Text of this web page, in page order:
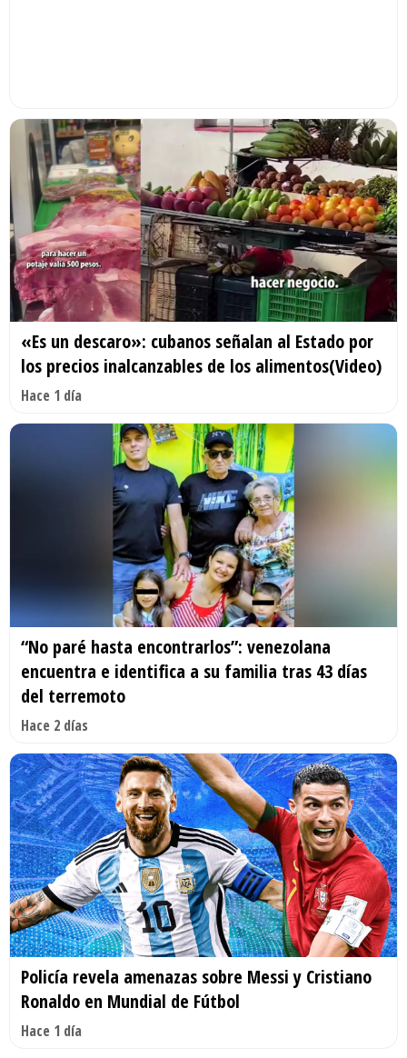
«Es un descaro»: cubanos señalan al Estado por
los precios inalcanzables de los alimentos(Video)
Hace 1 día
“No paré hasta encontrarlos”: venezolana
encuentra e identifica a su familia tras 43 días
del terremoto
Hace 2 días
Policía revela amenazas sobre Messi y Cristiano
Ronaldo en Mundial de Fútbol
Hace 1 día